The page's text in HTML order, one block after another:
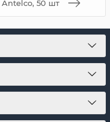
Antelco, 50 шт